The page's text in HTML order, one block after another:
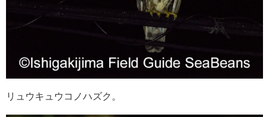
リュウキュウコノハズク。